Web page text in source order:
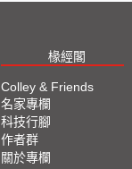
椽經閣
Colley & Friends
名家專欄
科技行腳
作者群
關於專欄